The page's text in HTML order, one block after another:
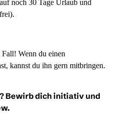
noch 30 Tage Urlaub und
Wenn du einen
kannst du ihn gern mitbringen.
Bewirb dich initiativ und